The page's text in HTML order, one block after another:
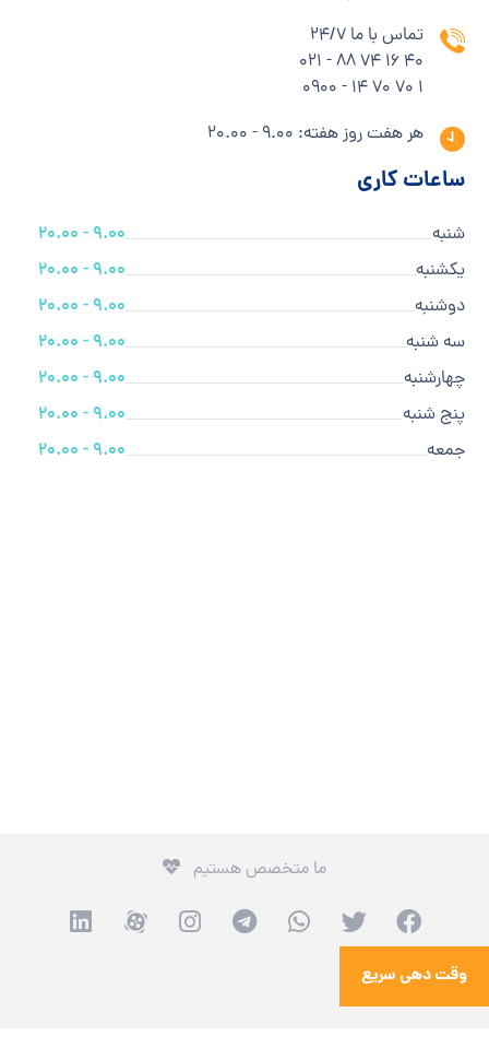
تماس با ما 24/7
40 16 74 88 - 021
1 70 70 14 - 0900
هر هفت روز هفته: 9.00 - 20.00
ساعات کاری
شنبه
9.00 - 20.00
یکشنبه
9.00 - 20.00
دوشنبه
9.00 - 20.00
سه شنبه
9.00 - 20.00
چهارشنبه
9.00 - 20.00
پنج شنبه
9.00 - 20.00
جمعه
9.00 - 20.00
ما متخصص هستیم
وقت دهی سریع